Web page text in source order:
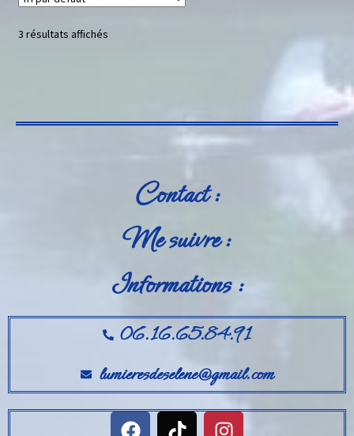
3 résultats affichés
Contact :
Me suivre :
Informations :
06.16.65.84.91
lumieresdeselene@gmail.com